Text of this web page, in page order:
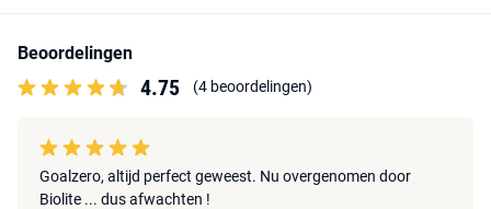
Beoordelingen
4.75 (4 beoordelingen)
Goalzero, altijd perfect geweest. Nu overgenomen door
Biolite ... dus afwachten !